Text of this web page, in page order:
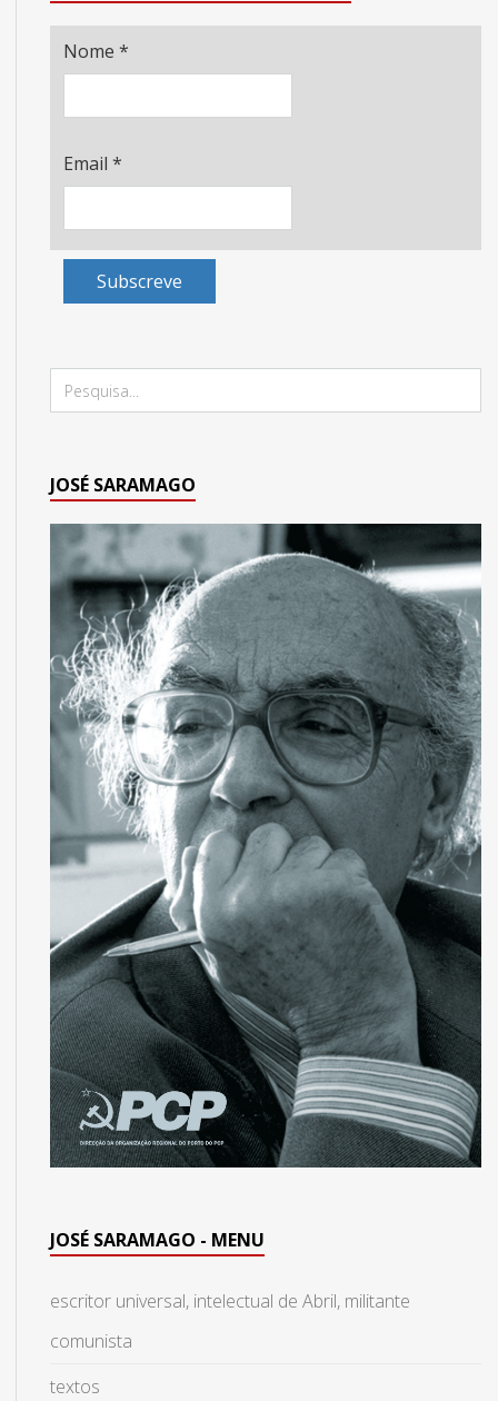
Nome *
Email *
Subscreve
JOSÉ SARAMAGO
JOSÉ SARAMAGO - MENU
escritor universal, intelectual de Abril, militante
comunista
textos